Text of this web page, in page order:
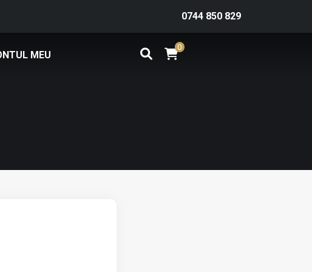
0744 850 829
MEU
0